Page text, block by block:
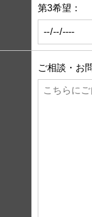
第3希望：
ご相談・お